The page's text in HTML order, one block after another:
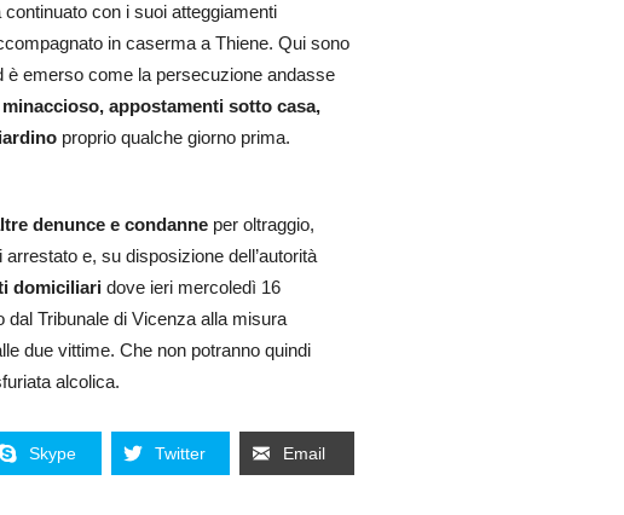
con i suoi atteggiamenti
in caserma a Thiene. Qui sono
è emerso come la persecuzione andasse
appostamenti sotto casa,
proprio qualche giorno prima.
denunce e condanne per oltraggio,
e, su disposizione dell’autorità
domiciliari dove ieri mercoledì 16
Tribunale di Vicenza alla misura
due vittime. Che non potranno quindi
alcolica.
Skype Twitter Email